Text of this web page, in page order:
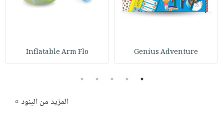
Genius Adventure
Inflatable Arm Flo
1
2
3
4
5
المزيد من البنود »